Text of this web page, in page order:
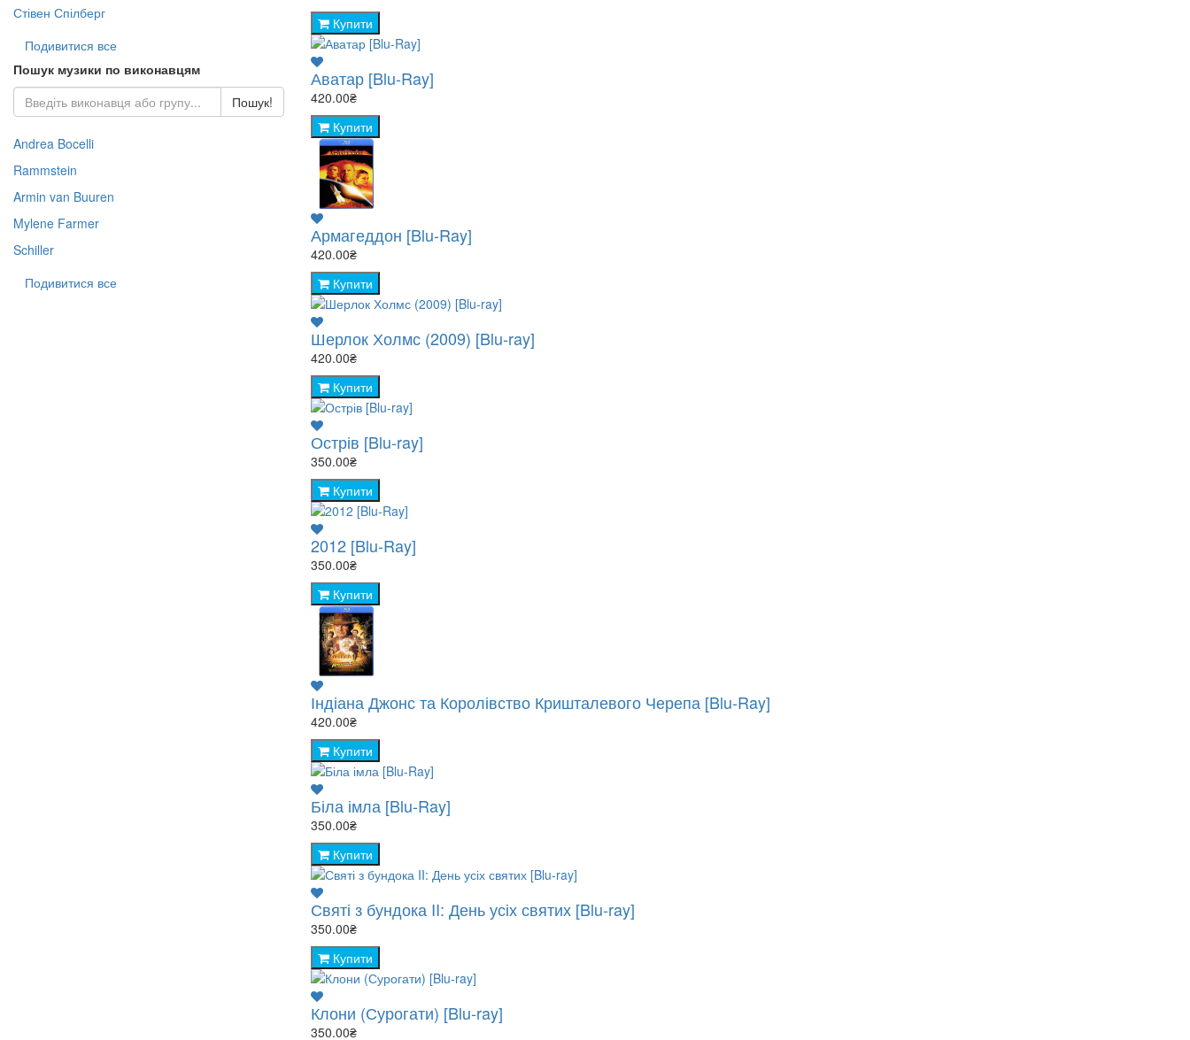
Стівен Спілберг
Подивитися все
Пошук музики по виконавцям
Пошук!
Andrea Bocelli
Rammstein
Armin van Buuren
Mylene Farmer
Schiller
Подивитися все
Купити
Аватар [Blu-Ray]
420.00₴
Купити
Армагеддон [Blu-Ray]
420.00₴
Купити
Шерлок Холмс (2009) [Blu-ray]
420.00₴
Купити
Острів [Blu-ray]
350.00₴
Купити
2012 [Blu-Ray]
350.00₴
Купити
Індіана Джонс та Королівство Кришталевого Черепа [Blu-Ray]
420.00₴
Купити
Біла імла [Blu-Ray]
350.00₴
Купити
Святі з бундока II: День усіх святих [Blu-ray]
350.00₴
Купити
Клони (Сурогати) [Blu-ray]
350.00₴